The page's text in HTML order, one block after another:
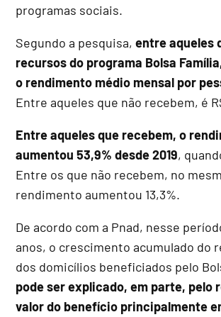
programas sociais.
Segundo a pesquisa,entre aqueles
recursos do programa Bolsa
o rendimento médio mensal por
Entre aqueles que não recebem, é
Entre aqueles que recebem, o
aumentou 53,9% desde 2019,
Entre os que não recebem, no
rendimento aumentou 13,3%.
De acordo com a Pnad, nesse
anos, o crescimento acumulado do
dos domicílios beneficiados pelo
pode ser explicado, em parte, pelo
valor do benefício principalmente